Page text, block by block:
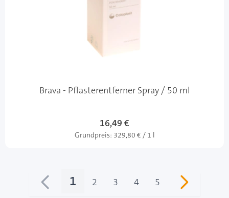
Brava - Pflasterentferner Spray / 50 ml
16,49 €
Grundpreis: 329,80 € / 1 l
Sie lesen gerade Seite
1 Seite
2 Seite
3 Seite
4 Seite
5